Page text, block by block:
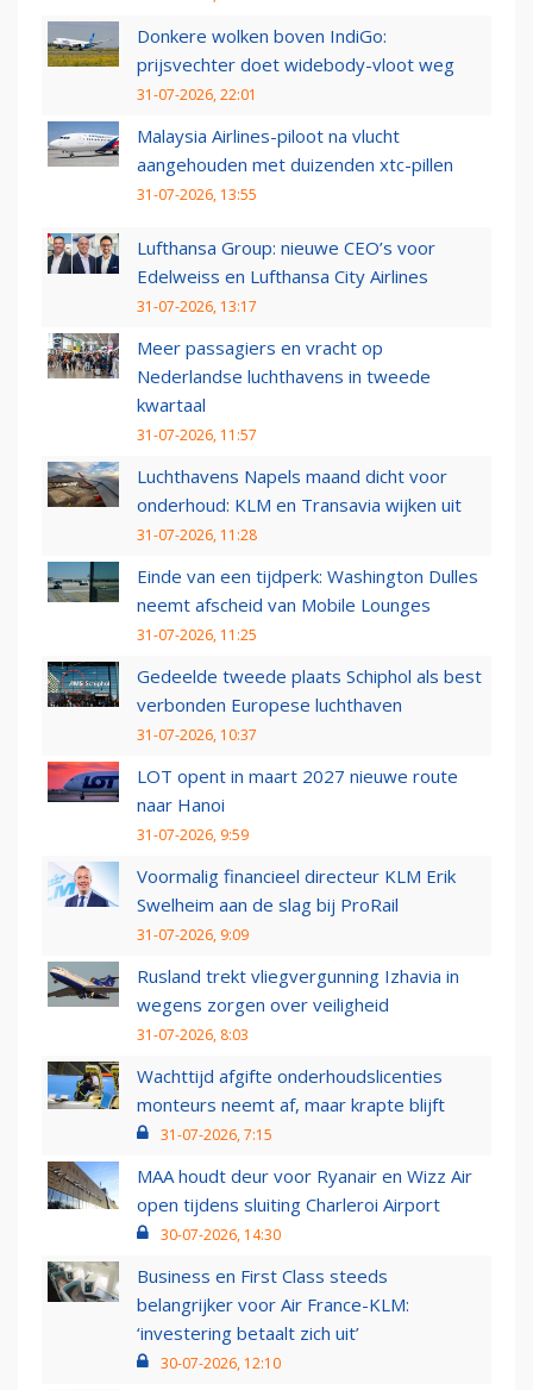
Donkere wolken boven IndiGo:
prijsvechter doet widebody-vloot weg
31-07-2026, 22:01
Malaysia Airlines-piloot na vlucht
aangehouden met duizenden xtc-pillen
31-07-2026, 13:55
Lufthansa Group: nieuwe CEO’s voor
Edelweiss en Lufthansa City Airlines
31-07-2026, 13:17
Meer passagiers en vracht op
Nederlandse luchthavens in tweede
kwartaal
31-07-2026, 11:57
Luchthavens Napels maand dicht voor
onderhoud: KLM en Transavia wijken uit
31-07-2026, 11:28
Einde van een tijdperk: Washington Dulles
neemt afscheid van Mobile Lounges
31-07-2026, 11:25
Gedeelde tweede plaats Schiphol als best
verbonden Europese luchthaven
31-07-2026, 10:37
LOT opent in maart 2027 nieuwe route
naar Hanoi
31-07-2026, 9:59
Voormalig financieel directeur KLM Erik
Swelheim aan de slag bij ProRail
31-07-2026, 9:09
Rusland trekt vliegvergunning Izhavia in
wegens zorgen over veiligheid
31-07-2026, 8:03
Wachttijd afgifte onderhoudslicenties
monteurs neemt af, maar krapte blijft
31-07-2026, 7:15
MAA houdt deur voor Ryanair en Wizz Air
open tijdens sluiting Charleroi Airport
30-07-2026, 14:30
Business en First Class steeds
belangrijker voor Air France-KLM:
‘investering betaalt zich uit’
30-07-2026, 12:10